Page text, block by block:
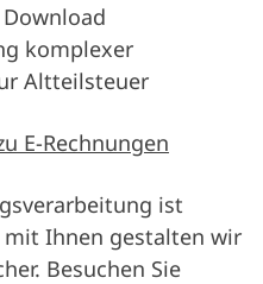
komplexer
Altteilsteuer
E-Rechnungen
ist
Ihnen gestalten wir
Besuchen Sie